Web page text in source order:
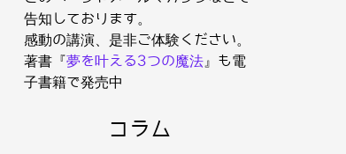
告知しております。
感動の講演、是非ご体験ください。
著書『夢を叶える3つの魔法』も電
子書籍で発売中
コラム